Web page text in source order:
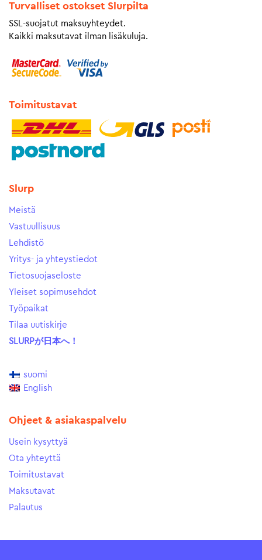
Turvalliset ostokset Slurpilta
SSL-suojatut maksuyhteydet.
Kaikki maksutavat ilman lisäkuluja.
Toimitustavat
Slurp
Meistä
Vastuullisuus
Lehdistö
Yritys- ja yhteystiedot
Tietosuojaseloste
Yleiset sopimusehdot
Työpaikat
Tilaa uutiskirje
SLURPが日本へ！
suomi
English
Ohjeet & asiakaspalvelu
Usein kysyttyä
Ota yhteyttä
Toimitustavat
Maksutavat
Palautus